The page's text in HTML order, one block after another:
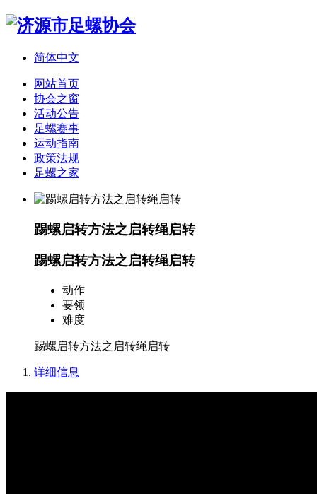
简体中文
网站首页
协会之窗
活动公告
足螺赛事
运动指南
政策法规
足螺之家
踢螺启转方法之启转绳启转
踢螺启转方法之启转绳启转
动作
要领
难度
踢螺启转方法之启转绳启转
详细信息